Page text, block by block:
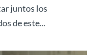
juntos los
de este...